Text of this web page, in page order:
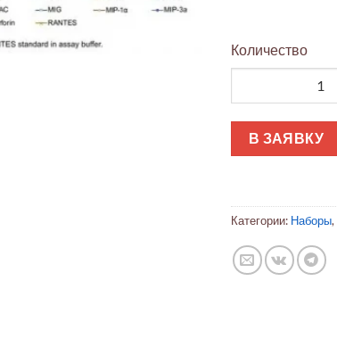
Количество
В ЗАЯВКУ
Категории: Наборы,